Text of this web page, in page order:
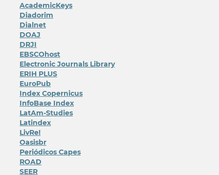
AcademicKeys
Diadorim
Dialnet
DOAJ
DRJI
EBSCOhost
Electronic Journals Library
ERIH PLUS
EuroPub
Index Copernicus
InfoBase Index
LatAm-Studies
Latindex
LivRe!
Oasisbr
Periódicos Capes
ROAD
SEER